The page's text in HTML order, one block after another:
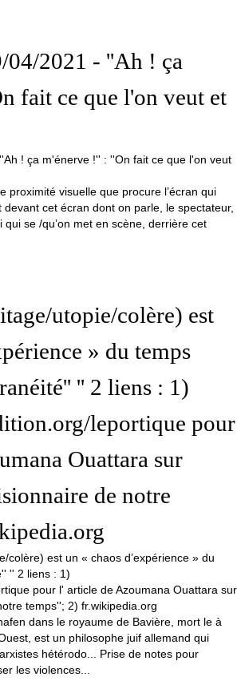
2021 - ''Ah ! ça
fait ce que l'on veut et
proximité visuelle que procure l’écran qui
devant cet écran dont on parle, le spectateur,
qui se /qu’on met en scène, derrière cet
utopie/colère) est
» du temps
'' 2 liens : 1)
leportique pour
Ouattara sur
de notre
dans le royaume de Bavière, mort le à
est un philosophe juif allemand qui
hétérodo... Prise de notes pour
les violences...